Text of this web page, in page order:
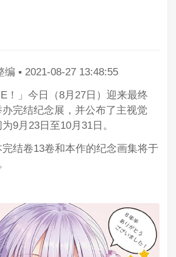
编 ▪ 2021-08-27 13:48:55
！」今日（8月27日）迎来最终
完结纪念展，并公布了主视觉
9月23日至10月31日。
结卷13卷和本作的纪念画集将于